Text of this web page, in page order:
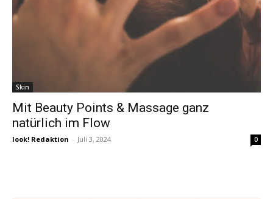
Skin
Mit Beauty Points & Massage ganz
natürlich im Flow
look! Redaktion - Juli 3, 2024 0